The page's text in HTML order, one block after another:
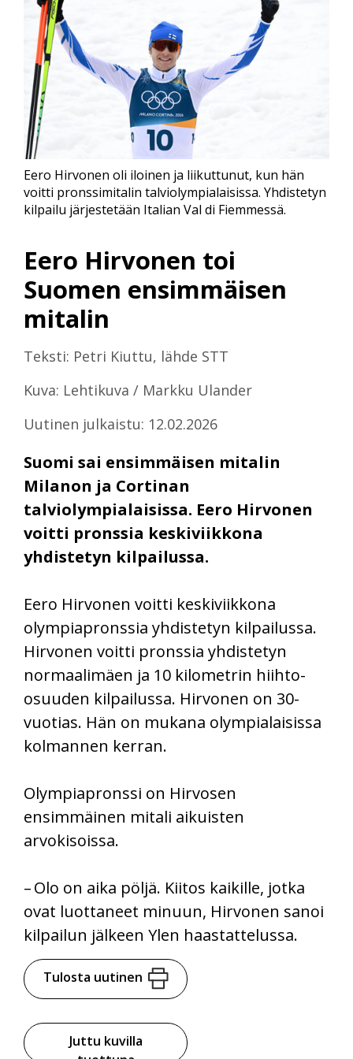
Eero Hirvonen toi
Suomen ensimmäisen
mitalin
Teksti: Petri Kiuttu, lähde STT
Kuva: Lehtikuva / Markku Ulander
Uutinen julkaistu: 12.02.2026
Suomi sai ensimmäisen mitalin
Milanon ja Cortinan
talviolympialaisissa. Eero Hirvonen
voitti pronssia keskiviikkona
yhdistetyn kilpailussa.
Eero Hirvonen oli iloinen ja liikuttunut, kun hän
voitti pronssimitalin talviolympialaisissa. Yhdistetyn
kilpailu järjestetään Italian Val di Fiemmessä.
Eero Hirvonen voitti keskiviikkona
olympiapronssia yhdistetyn kilpailussa.
Hirvonen voitti pronssia yhdistetyn
normaalimäen ja 10 kilometrin hiihto-
osuuden kilpailussa. Hirvonen on 30-
vuotias. Hän on mukana olympialaisissa
kolmannen kerran.
Olympiapronssi on Hirvosen
ensimmäinen mitali aikuisten
arvokisoissa.
– Olo on aika pöljä. Kiitos kaikille, jotka
ovat luottaneet minuun, Hirvonen sanoi
kilpailun jälkeen Ylen haastattelussa.
Tulosta uutinen
Juttu kuvilla